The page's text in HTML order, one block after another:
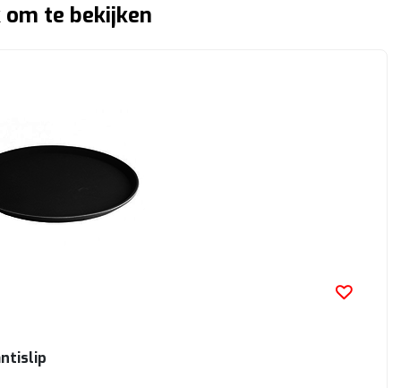
om te bekijken